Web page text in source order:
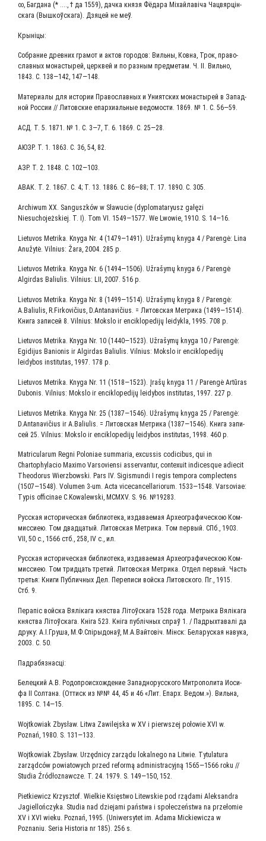
∞, Баг­да­на (* ...., † да 1559), дач­ка кня­зя Фёда­ра Міхай­лаві­ча Чац­вяр­цін­
ска­га (Выш­коўска­га). Дзя­цей не меў.
Кры­ні­цы:
Собра­ние древ­них гра­мот и актов горо­дов: Виль­ны, Ков­на, Трок, пра­во­
слав­ных мона­сты­рей, церк­вей и по раз­ным пред­ме­там. Ч. II. Виль­но,
1843. С. 138—142, 147—148.
Мате­ри­а­лы для исто­рии Пра­во­слав­ных и Уни­ят­ских мона­сты­рей в Запад­
ной Рос­сии // Литов­ские епар­хи­аль­ные ведо­мо­сти. 1869. № 1. С. 56—59.
АСД. Т. 5. 1871. № 1. С. 3—7, Т. 6. 1869. С. 25—28.
АЮЗР. Т. 1. 1863. С. 36, 54, 82.
АЗР. Т. 2. 1848. С. 102—103.
АВАК. Т. 2. 1867. С. 4; Т. 13. 1886. С. 86—88; Т. 17. 1890. С. 305.
Archiwum XX. Sanguszków w Sławucie (dyplomataryusz gałęzi
Niesuchojeżskiej. T. I). Tom VI. 1549—1577. We Lwowie, 1910. S. 14—16.
Lietuvos Metrika. Knyga Nr. 4 (1479—1491). Užrašymų knyga 4 / Parengė: Lina
Anužytė. Vilnius: Žara, 2004. 285 p.
Lietuvos Metrika. Knyga Nr. 6 (1494—1506). Užrašymų knyga 6 / Parengė
Algirdas Baliulis. Vilnius: LII, 2007. 516 p.
Lietuvos Metrika. Knyga Nr. 8 (1499—1514). Užrašymų knyga 8 / Parengė:
A.Baliulis, R.Firkovičius, D.Antanavičius. = Литов­ская Мет­ри­ка (1499—1514).
Кни­га запи­сей 8. Vilnius: Mokslo ir enciklopedijų leidykla, 1995. 708 p.
Lietuvos Metrika. Knyga Nr. 10 (1440—1523). Užrašymų knyga 10 / Parengė:
Egidijus Banionis ir Algirdas Baliulis. Vilnius: Mokslo ir enciklopedijų
leidybos institutas, 1997. 178 р.
Lietuvos Metrika. Knyga Nr. 11 (1518—1523). Įrašų knyga 11 / Parengė Artūras
Dubonis. Vilnius: Mokslo ir enciklopedijų leidybos institutas, 1997. 227 р.
Lietuvos Metrika. Knyga Nr. 25 (1387—1546). Užrašymų knyga 25 / Parengė:
D.Antanavičius ir A.Baliulis. = Литов­ская Мет­ри­ка (1387—1546). Кни­га запи­
сей 25. Vilnius: Mokslo ir enciklopedijų leidybos institutas, 1998. 460 p.
Matricularum Regni Poloniae summaria, excussis codicibus, qui in
Chartophylacio Maximo Varsoviensi asservantur, contexuit indicesque adiecit
Theodorus Wierzbowski. Pars IV. Sigismundi I regis tempora complectens
(1507—1548). Volumen 3‑um. Acta vicecancellariorum. 1533—1548. Varsoviae:
Typis officinae C.Kowalewski, MCMXV. S. 96. №19283.
Рус­ская исто­ри­че­ская биб­лио­те­ка, изда­ва­е­мая Архео­гра­фи­че­скою Ком­
мис­си­ею. Том два­дца­тый. Литов­ская Мет­ри­ка. Том пер­вый. СПб., 1903.
VII, 50 c., 1566 стб., 258, IV с., ил.
Рус­ская исто­ри­че­ская биб­лио­те­ка, изда­ва­е­мая Архео­гра­фи­че­скою Ком­
мис­си­ею. Том трид­цать тре­тий. Литов­ская Мет­ри­ка. Отдел пер­вый. Часть
тре­тья: Кни­ги Пуб­лич­ных Дел. Пере­пи­си вой­ска Литов­ско­го. Пг., 1915.
Стб. 9.
Пера­піс вой­ска Вяліка­га княст­ва Літоўска­га 1528 года. Мет­ры­ка Вяліка­га
княст­ва Літоўска­га. Кні­га 523. Кні­га пуб­ліч­ных спраў 1. / Пад­рых­та­валі да
дру­ку: А.І.Груша, М.Ф.Спірыдонаў, М.А.Вайтовіч. Мінск: Бела­рус­кая наву­ка,
2003. С. 50.
Пад­ра­бяз­на­сці:
Белец­кий А.В. Родо­про­ис­хож­де­ние Запад­но­рус­ско­го Мит­ро­по­ли­та Иоси­
фа II Сол­та­на. (Оттиск из №№ 44, 45 и 46 «Лит. Епарх. Ведом.»). Виль­на,
1895. С. 14—15.
Wojtkowiak Zbysław. Litwa Zawilejska w XV i pierwszej połowie XVI w.
Poznań, 1980. S. 131—133.
Wojtkowiak Zbysław. Urzędnicy zarządu lokalnego na Litwie. Tytulatura
zarządców powiatowych przed reformą administracyjną 1565—1566 roku //
Studia Źródłoznawcze. T. 24. 1979. S. 149—150, 152.
Pietkiewicz Krzysztof. Wielkie Księstwo Litewskie pod rządami Aleksandra
Jagiellończyka. Studia nad dziejami państwa i społeczeństwa na przełomie
XV i XVI wieku. Poznań, 1995. (Uniwersytet im. Adama Mickiewicza w
Poznaniu. Seria Historia nr 185). 256 s.